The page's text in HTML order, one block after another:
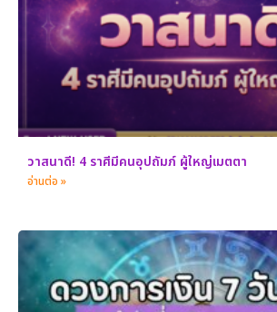
วาสนาดี! 4 ราศีมีคนอุปถัมภ์ ผู้ใหญ่เมตตา
อ่านต่อ »